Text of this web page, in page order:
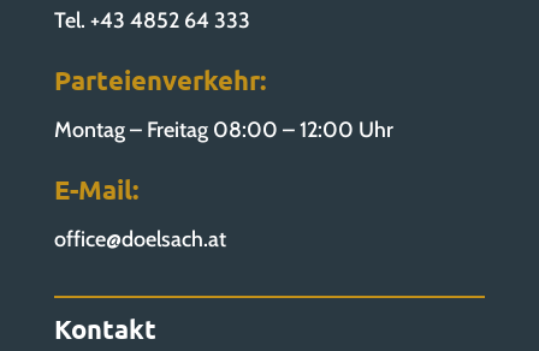
Tel. +43 4852 64 333
Parteienverkehr:
Montag – Freitag 08:00 – 12:00 Uhr
E-Mail:
office@doelsach.at
Kontakt